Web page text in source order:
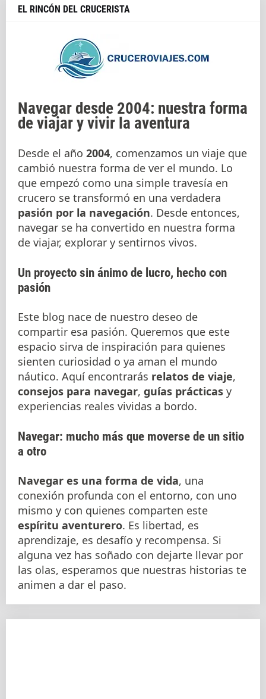
EL RINCÓN DEL CRUCERISTA
Navegar desde 2004: nuestra forma
de viajar y vivir la aventura
Desde el año 2004, comenzamos un viaje que
cambió nuestra forma de ver el mundo. Lo
que empezó como una simple travesía en
crucero se transformó en una verdadera
pasión por la navegación. Desde entonces,
navegar se ha convertido en nuestra forma
de viajar, explorar y sentirnos vivos.
Un proyecto sin ánimo de lucro, hecho con
pasión
Este blog nace de nuestro deseo de
compartir esa pasión. Queremos que este
espacio sirva de inspiración para quienes
sienten curiosidad o ya aman el mundo
náutico. Aquí encontrarás relatos de viaje,
consejos para navegar, guías prácticas y
experiencias reales vividas a bordo.
Navegar: mucho más que moverse de un sitio
a otro
Navegar es una forma de vida, una
conexión profunda con el entorno, con uno
mismo y con quienes comparten este
espíritu aventurero. Es libertad, es
aprendizaje, es desafío y recompensa. Si
alguna vez has soñado con dejarte llevar por
las olas, esperamos que nuestras historias te
animen a dar el paso.